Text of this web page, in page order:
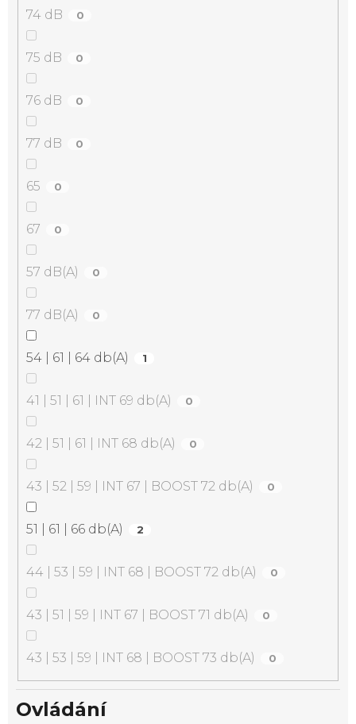
74 dB 0
75 dB 0
76 dB 0
77 dB 0
65 0
67 0
57 dB(A) 0
77 dB(A) 0
54 | 61 | 64 db(A) 1
41 | 51 | 61 | INT 69 db(A) 0
42 | 51 | 61 | INT 68 db(A) 0
43 | 52 | 59 | INT 67 | BOOST 72 db(A) 0
51 | 61 | 66 db(A) 2
44 | 53 | 59 | INT 68 | BOOST 72 db(A) 0
43 | 51 | 59 | INT 67 | BOOST 71 db(A) 0
43 | 53 | 59 | INT 68 | BOOST 73 db(A) 0
Ovládání